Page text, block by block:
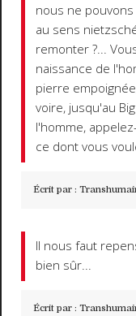
nous ne
au sens
remonter ?...
naissance de
pierre
voire, jusqu'au
l'homme,
ce dont vous
Écrit par :
Il nous faut
bien sûr...
Écrit par :